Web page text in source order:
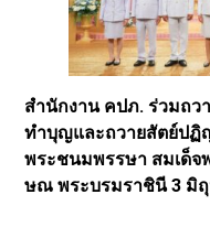
สำนักงาน คปภ. ร่วมถ
ทำบุญและถวายสัตย์ปฏิ
พระชนมพรรษา สมเด็จ
ษณ พระบรมราชินี 3 มิ